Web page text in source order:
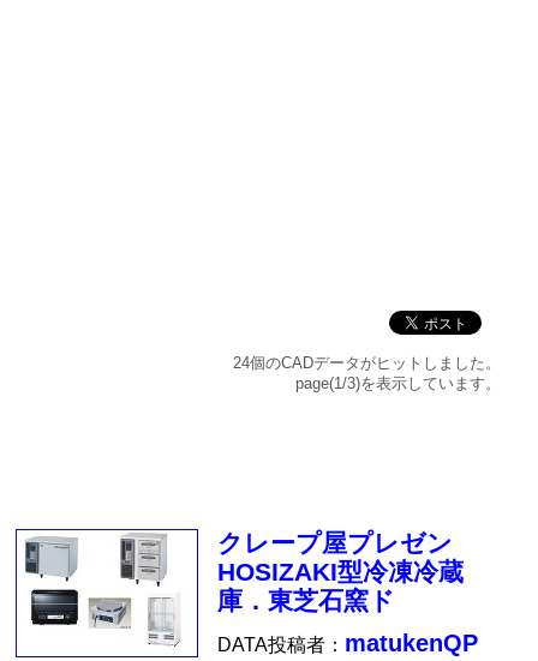
24個のCADデータがヒットしました。
page(1/3)を表示しています。
クレープ屋プレゼン
HOSIZAKI型冷凍冷蔵
庫．東芝石窯ド
DATA投稿者： matukenQP